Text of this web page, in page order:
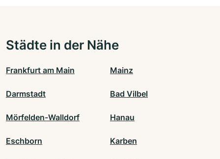
Städte in der Nähe
Frankfurt am Main Mainz
Darmstadt Bad Vilbel
Mörfelden-Walldorf Hanau
Eschborn Karben